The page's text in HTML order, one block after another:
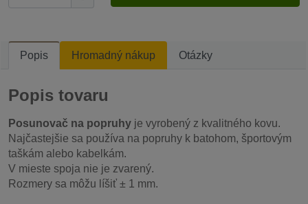
Popis Hromadný nákup Otázky
Popis tovaru
Posunovač na popruhy je vyrobený z kvalitného kovu.
Najčastejšie sa používa na popruhy k batohom, športovým
taškám alebo kabelkám.
V mieste spoja nie je zvarený.
Rozmery sa môžu líšiť ± 1 mm.